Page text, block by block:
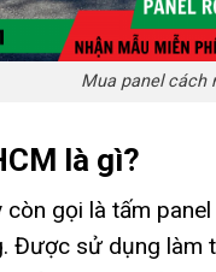
Mua panel cách
là gì?
còn gọi là tấm
Được sử dụng làm